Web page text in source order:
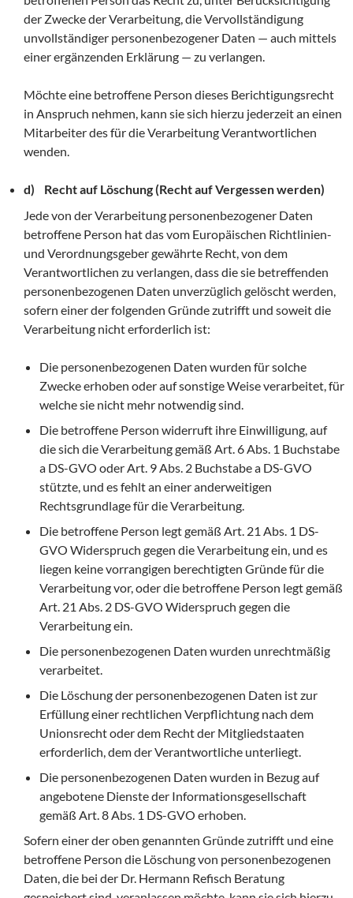
der Zwecke der Verarbeitung, die Vervollständigung
unvollständiger personenbezogener Daten — auch mittels
einer ergänzenden Erklärung — zu verlangen.
Möchte eine betroffene Person dieses Berichtigungsrecht
in Anspruch nehmen, kann sie sich hierzu jederzeit an einen
Mitarbeiter des für die Verarbeitung Verantwortlichen
wenden.
d) Recht auf Löschung (Recht auf Vergessen werden)
Jede von der Verarbeitung personenbezogener Daten
betroffene Person hat das vom Europäischen Richtlinien-
und Verordnungsgeber gewährte Recht, von dem
Verantwortlichen zu verlangen, dass die sie betreffenden
personenbezogenen Daten unverzüglich gelöscht werden,
sofern einer der folgenden Gründe zutrifft und soweit die
Verarbeitung nicht erforderlich ist:
Die personenbezogenen Daten wurden für solche
Zwecke erhoben oder auf sonstige Weise verarbeitet, für
welche sie nicht mehr notwendig sind.
Die betroffene Person widerruft ihre Einwilligung, auf
die sich die Verarbeitung gemäß Art. 6 Abs. 1 Buchstabe
a DS-GVO oder Art. 9 Abs. 2 Buchstabe a DS-GVO
stützte, und es fehlt an einer anderweitigen
Rechtsgrundlage für die Verarbeitung.
Die betroffene Person legt gemäß Art. 21 Abs. 1 DS-
GVO Widerspruch gegen die Verarbeitung ein, und es
liegen keine vorrangigen berechtigten Gründe für die
Verarbeitung vor, oder die betroffene Person legt gemäß
Art. 21 Abs. 2 DS-GVO Widerspruch gegen die
Verarbeitung ein.
Die personenbezogenen Daten wurden unrechtmäßig
verarbeitet.
Die Löschung der personenbezogenen Daten ist zur
Erfüllung einer rechtlichen Verpflichtung nach dem
Unionsrecht oder dem Recht der Mitgliedstaaten
erforderlich, dem der Verantwortliche unterliegt.
Die personenbezogenen Daten wurden in Bezug auf
angebotene Dienste der Informationsgesellschaft
gemäß Art. 8 Abs. 1 DS-GVO erhoben.
Sofern einer der oben genannten Gründe zutrifft und eine
betroffene Person die Löschung von personenbezogenen
Daten, die bei der Dr. Hermann Refisch Beratung